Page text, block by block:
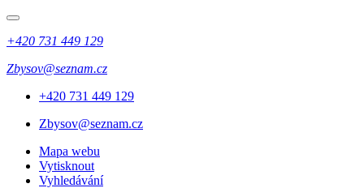
+420 731 449 129
Zbysov@seznam.cz
+420 731 449 129
Zbysov@seznam.cz
Mapa webu
Vytisknout
Vyhledávání